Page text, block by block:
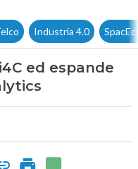
Industria 4.0
ed espande